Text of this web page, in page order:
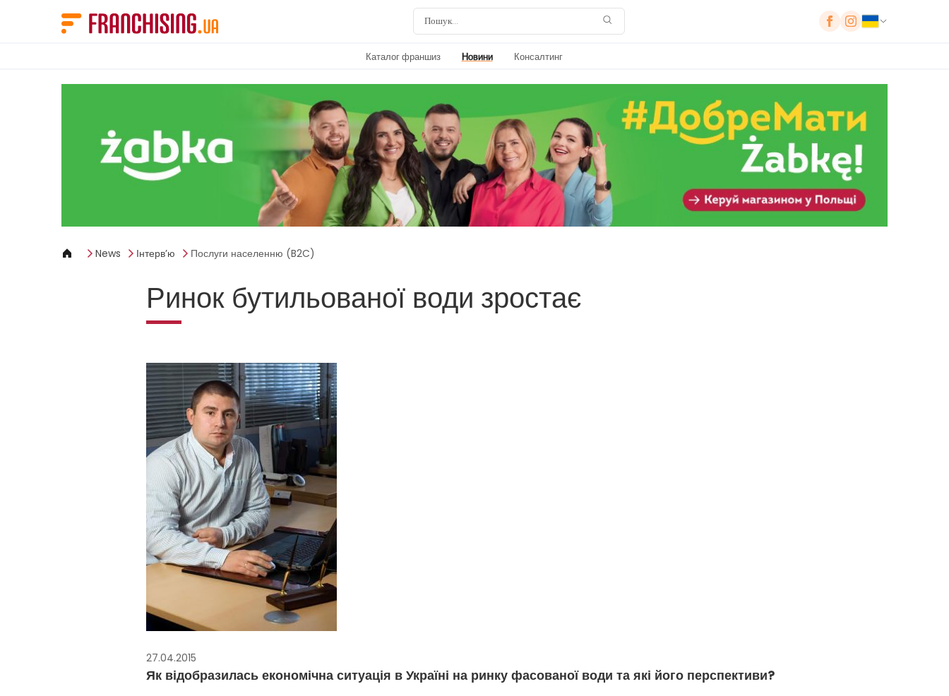
Каталог франшиз Новини Консалтинг
News Інтерв’ю Послуги населенню (B2C)
Ринок бутильованої води зростає
27.04.2015
Як відобразилась економічна ситуація в Україні на ринку фасованої води та які його перспективи?